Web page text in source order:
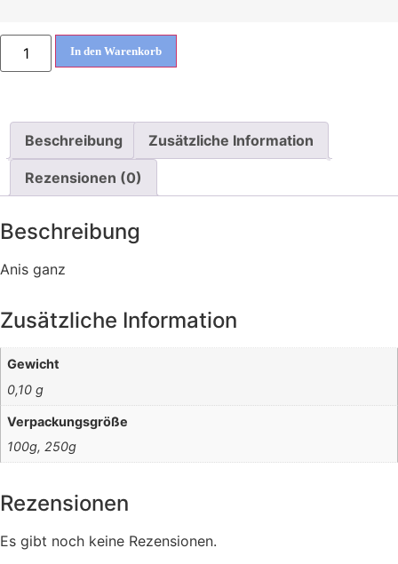
In den Warenkorb
Beschreibung Zusätzliche Information
Rezensionen (0)
Beschreibung
Anis ganz
Zusätzliche Information
Gewicht
0,10 g
Verpackungsgröße
100g, 250g
Rezensionen
Es gibt noch keine Rezensionen.